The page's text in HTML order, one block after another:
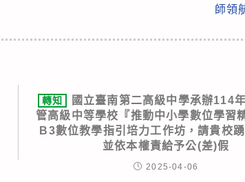
師領
轉知
國立臺南第二高級中學承辦114
管高級中等學校『推動中小學數位學習
B3數位教學指引培力工作坊，請貴校踴
並依本權責給予公(差)假
2025-04-06